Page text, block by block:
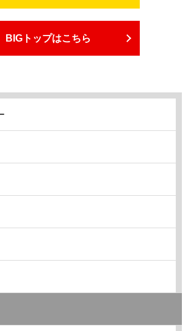
BIGトップはこちら